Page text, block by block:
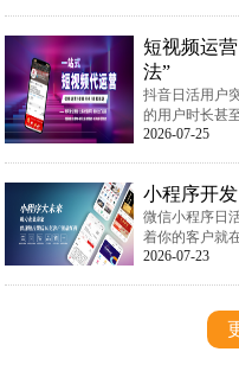
短视频运
法”
抖音日活用户
的用户时长甚
2026-07-25
小程序开
微信小程序日
着你的客户就
2026-07-23